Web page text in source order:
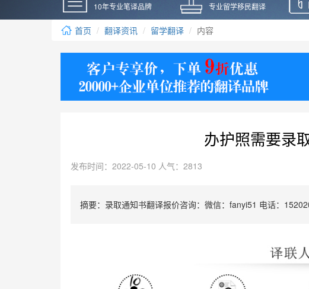
户口本翻译
学位证翻译
身份证翻译
新冠疫苗接种证
核酸检测报告英
译
10年专业笔译品牌 专业留学移民翻译
首页 翻译资讯 留学翻译 内容
办护照需要录
发布时间：2022-05-10 人气：2813
摘要：录取通知书翻译报价咨询：微信：fanyi51 电话：